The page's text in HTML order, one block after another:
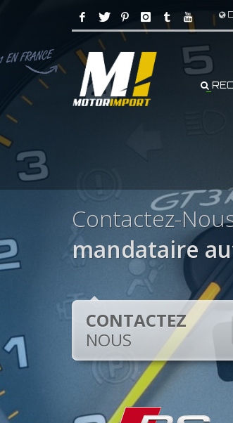
Contactez-
mandataire
CONTACTEZ
NOUS